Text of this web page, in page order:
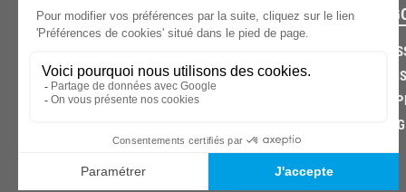
03.85.32.96.74
© 2026 -KPX PARTS- SITE CRÉÉ PARLET'S CLIC